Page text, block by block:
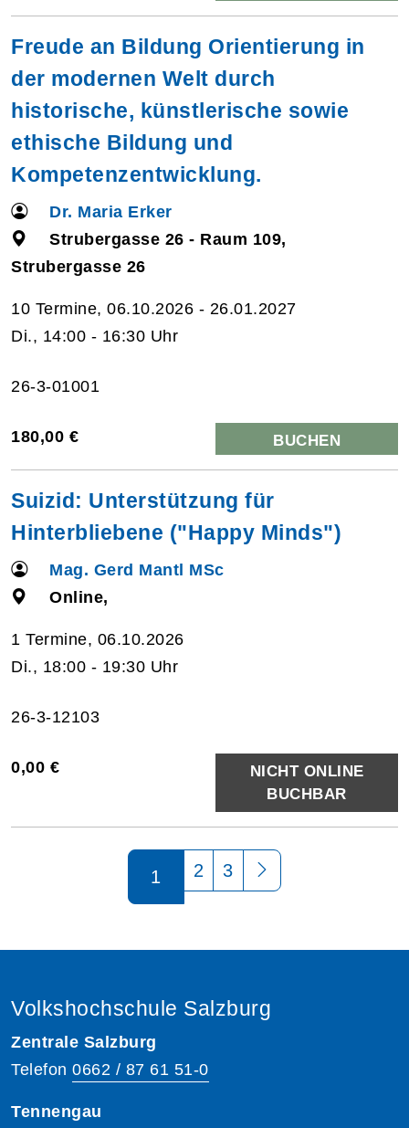
Freude an Bildung Orientierung in
der modernen Welt durch
historische, künstlerische sowie
ethische Bildung und
Kompetenzentwicklung.
Dr. Maria Erker
Strubergasse 26 - Raum 109,
Strubergasse 26
10 Termine, 06.10.2026 - 26.01.2027
Di., 14:00 - 16:30 Uhr
26-3-01001
180,00 € BUCHEN
Suizid: Unterstützung für
Hinterbliebene ("Happy Minds")
Mag. Gerd Mantl MSc
Online,
1 Termine, 06.10.2026
Di., 18:00 - 19:30 Uhr
26-3-12103
0,00 €
NICHT ONLINE
BUCHBAR
1 2 3
Volkshochschule Salzburg
Zentrale Salzburg
Telefon 0662 / 87 61 51-0
Tennengau